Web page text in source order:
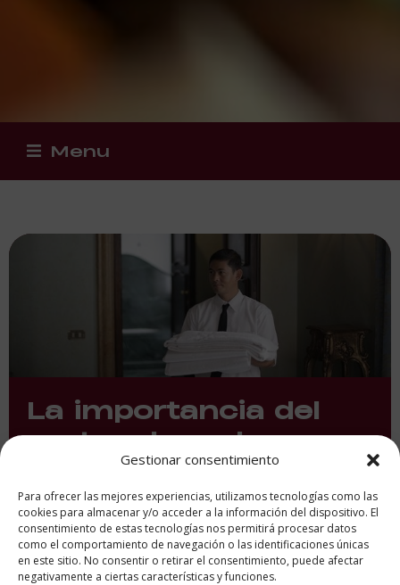
Gestionar consentimiento
Para ofrecer las mejores experiencias, utilizamos tecnologías como las
cookies para almacenar y/o acceder a la información del dispositivo. El
consentimiento de estas tecnologías nos permitirá procesar datos
como el comportamiento de navegación o las identificaciones únicas
en este sitio. No consentir o retirar el consentimiento, puede afectar
negativamente a ciertas características y funciones.
Menu
La importancia del
protocolo en los
eventos de
restauración